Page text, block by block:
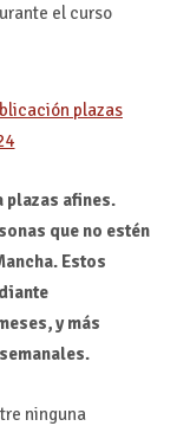
el curso
plazas
plazas afines.
que no estén
Estos
y más
ninguna